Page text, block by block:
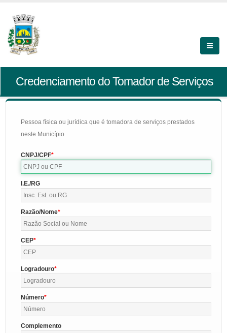
Credenciamento do Tomador de Serviços
Pessoa física ou jurídica que é tomadora de serviços prestados
neste Município
CNPJ/CPF
I.E./RG
Razão/Nome
CEP
Logradouro
Número
Complemento